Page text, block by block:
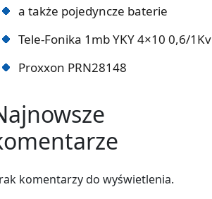
a także pojedyncze baterie
Tele-Fonika 1mb YKY 4×10 0,6/1Kv
Proxxon PRN28148
komentarzy do wyświetlenia.